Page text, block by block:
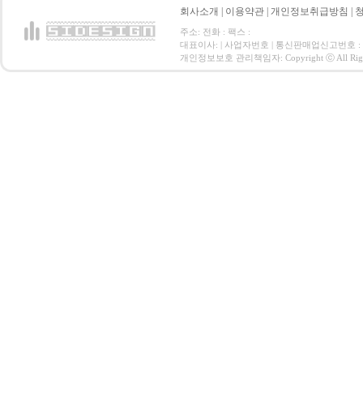
회사소개 이용약관 개인정보취급방침
주소: 전화 : 팩스 :
대표이사: | 사업자번호 | 통신판매업신고번호 :
개인정보보호 관리책임자: Copyright ⓒ All